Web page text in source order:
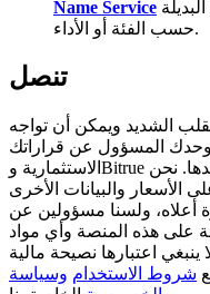
Trade Gold & Silver
USDT New User
USDT Flexible
Name Service
حسب الفئة أو الأداء.
تنصل
الشديد ويمكن أن تواجه
المسؤول عن قراراتك
الاستثمارية وBitrue ليست مسؤولة عن أي خسائر قد تتكبدها. نحن
والبيانات الأخرى
أعلاه، ولسنا مسؤولين عن
على هذه المنصة وأي مواد
اعتبارها نصيحة مالية
شروط الاستخدام وسياسة